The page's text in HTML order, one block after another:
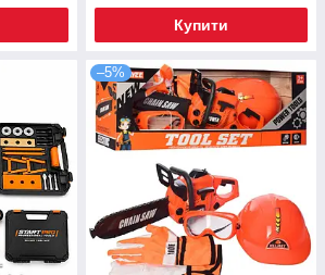
Купити
–5%